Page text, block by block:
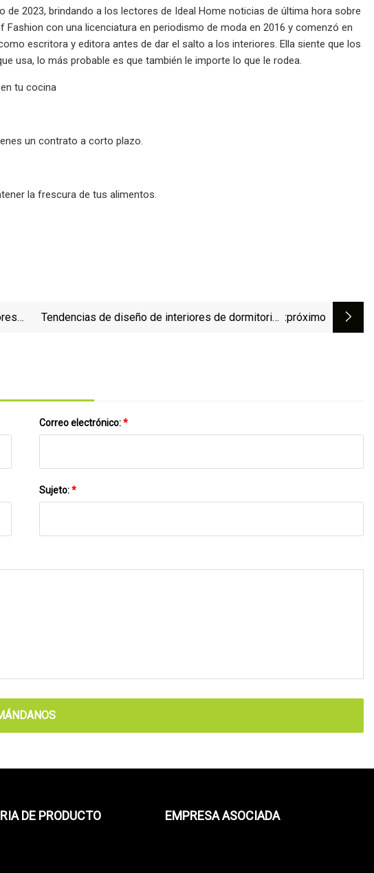
2023, brindando a los lectores de Ideal Home noticias de última hora sobre
con una licenciatura en periodismo de moda en 2016 y comenzó en
escritora y editora antes de dar el salto a los interiores. Ella siente que los
usa, lo más probable es que también le importe lo que le rodea.
tu cocina
un contrato a corto plazo.
la frescura de tus alimentos.
Tendencias de diseño de interiores de dormitorios :próximo
Correo electrónico:*
Sujeto:*
DE PRODUCTO EMPRESA ASOCIADA